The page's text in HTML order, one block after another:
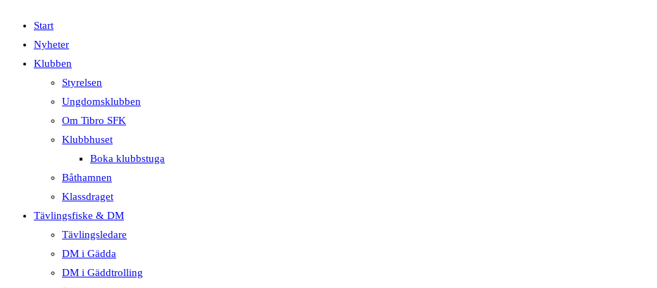
Start
Nyheter
Klubben
Styrelsen
Ungdomsklubben
Om Tibro SFK
Klubbhuset
Boka klubbstuga
Båthamnen
Klassdraget
Tävlingsfiske & DM
Tävlingsledare
DM i Gädda
DM i Gäddtrolling